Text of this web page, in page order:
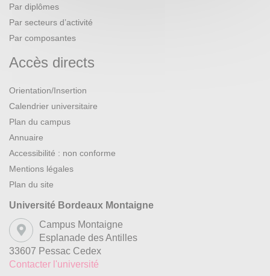
Par diplômes
Par secteurs d’activité
Par composantes
Accès directs
Orientation/Insertion
Calendrier universitaire
Plan du campus
Annuaire
Accessibilité : non conforme
Mentions légales
Plan du site
Université Bordeaux Montaigne
Campus Montaigne
Esplanade des Antilles
33607 Pessac Cedex
Contacter l'université